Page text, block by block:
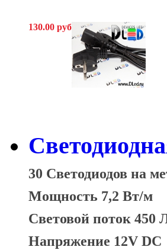
130.00 руб
30 Светодиодов на
Мощность 7,2 Вт/м
Световой поток 450
Напряжение 12V DC